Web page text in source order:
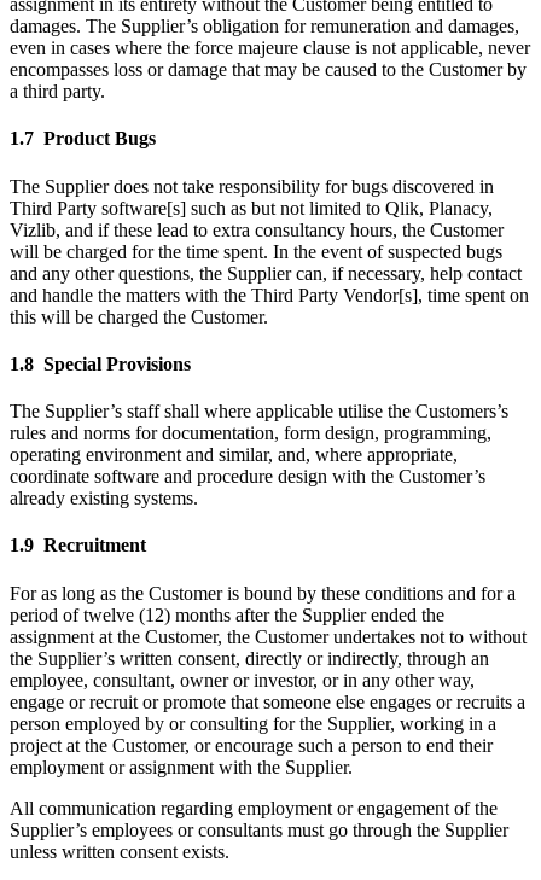
assignment in its entirety without the Customer being entitled to
damages. The Supplier’s obligation for remuneration and damages,
even in cases where the force majeure clause is not applicable, never
encompasses loss or damage that may be caused to the Customer by
a third party.
1.7 Product Bugs
The Supplier does not take responsibility for bugs discovered in
Third Party software[s] such as but not limited to Qlik, Planacy,
Vizlib, and if these lead to extra consultancy hours, the Customer
will be charged for the time spent. In the event of suspected bugs
and any other questions, the Supplier can, if necessary, help contact
and handle the matters with the Third Party Vendor[s], time spent on
this will be charged the Customer.
1.8 Special Provisions
The Supplier’s staff shall where applicable utilise the Customers’s
rules and norms for documentation, form design, programming,
operating environment and similar, and, where appropriate,
coordinate software and procedure design with the Customer’s
already existing systems.
1.9 Recruitment
For as long as the Customer is bound by these conditions and for a
period of twelve (12) months after the Supplier ended the
assignment at the Customer, the Customer undertakes not to without
the Supplier’s written consent, directly or indirectly, through an
employee, consultant, owner or investor, or in any other way,
engage or recruit or promote that someone else engages or recruits a
person employed by or consulting for the Supplier, working in a
project at the Customer, or encourage such a person to end their
employment or assignment with the Supplier.
All communication regarding employment or engagement of the
Supplier’s employees or consultants must go through the Supplier
unless written consent exists.